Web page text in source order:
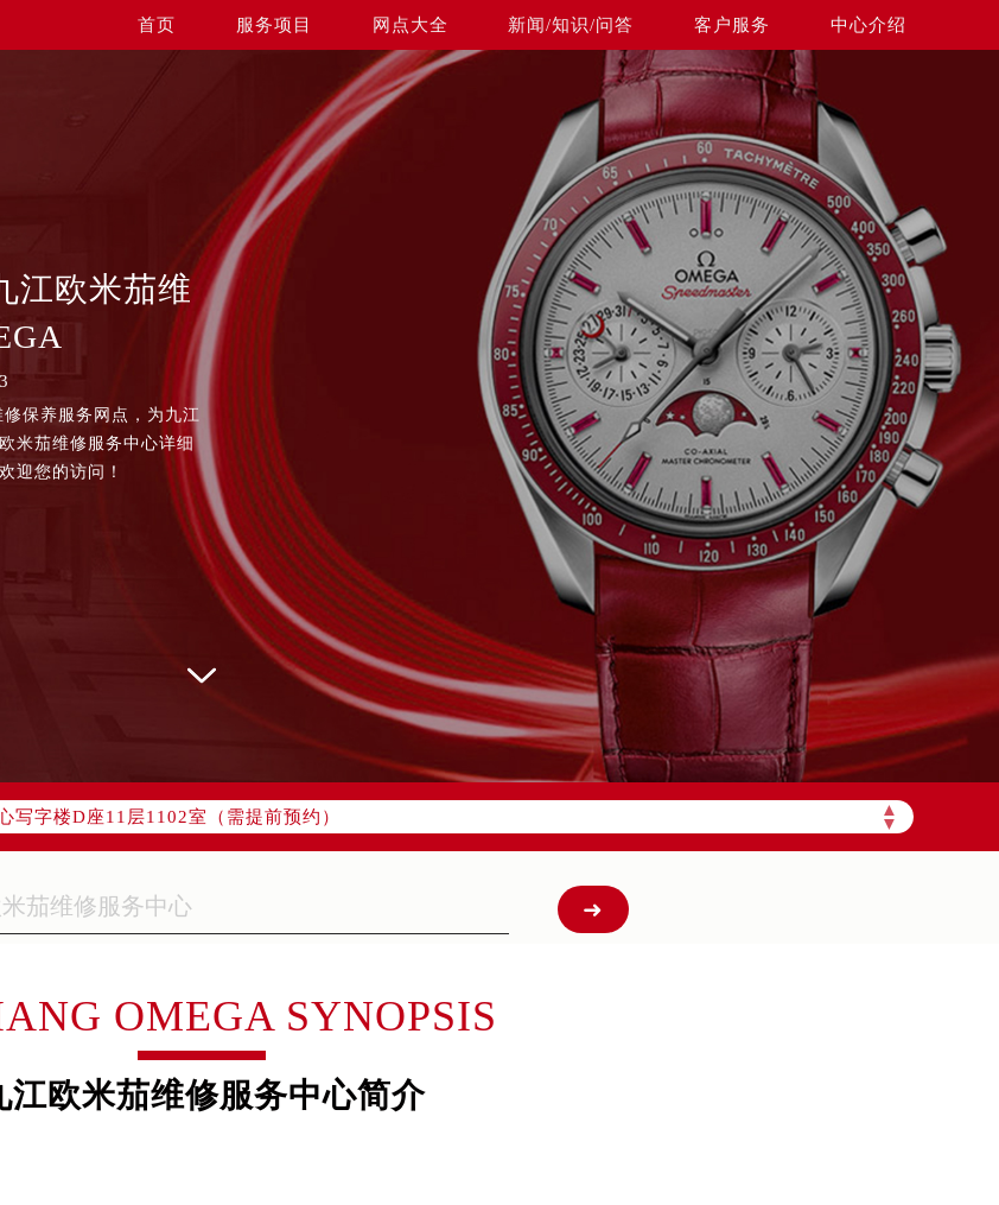
首页 服务项目 网点大全 新闻/知识/问答 客户服务 中心介绍
江欧米茄维
保养服务网点，为九江
米茄维修服务中心详细
迎您的访问！
▲
▼
服务覆盖中国大陆、香港、澳门、台湾全部区域（非大陆需加拨“+86”）
写字楼D座11层1102室（需提前预约）
字楼26层2603室（需提前预约）
层3705室（需提前预约）
写字楼22层C1-1室（需提前预约）
18层1803室（需提前预约）
楼16层1604室（需提前预约）
写字楼（华润万象城）17层1706室（需提前预约）
20层2009室（需提前预约）
楼4号楼22层2209室（需提前预约）
OMEGA SYNOPSIS
江欧米茄维修服务中心简介